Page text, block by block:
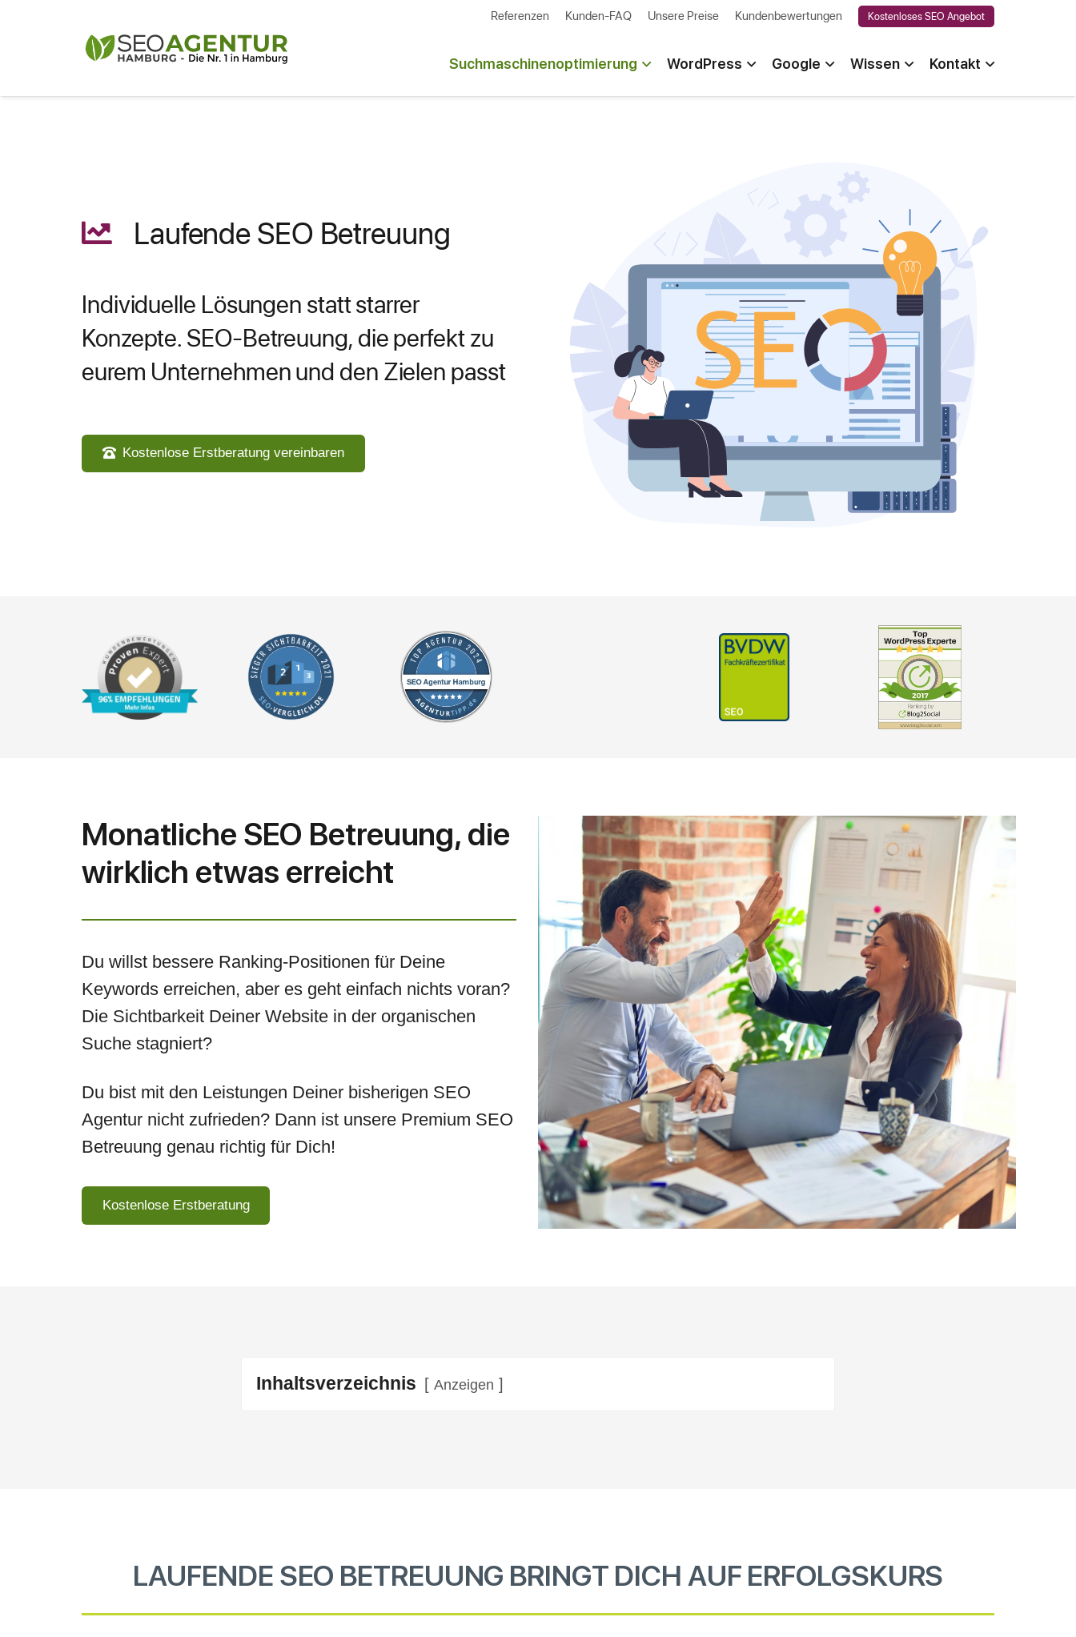
Referenzen Kunden-FAQ Unsere Preise Kundenbewertungen Kostenloses SEO Angebot
Suchmaschinenoptimierung WordPress Google Wissen Kontakt
Laufende SEO Betreuung
Individuelle Lösungen statt starrer
Konzepte. SEO-Betreuung, die perfekt zu
eurem Unternehmen und den Zielen passt
Kostenlose Erstberatung vereinbaren
Monatliche SEO Betreuung, die
wirklich etwas erreicht
Du willst bessere Ranking-Positionen für Deine
Keywords erreichen, aber es geht einfach nichts voran?
Die Sichtbarkeit Deiner Website in der organischen
Suche stagniert?
Du bist mit den Leistungen Deiner bisherigen SEO
Agentur nicht zufrieden? Dann ist unsere Premium SEO
Betreuung genau richtig für Dich!
Kostenlose Erstberatung
Inhaltsverzeichnis Anzeigen
LAUFENDE SEO BETREUUNG BRINGT DICH AUF ERFOLGSKURS